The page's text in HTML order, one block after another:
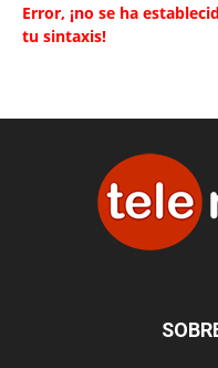
Error, ¡no se ha
tu sintaxis!